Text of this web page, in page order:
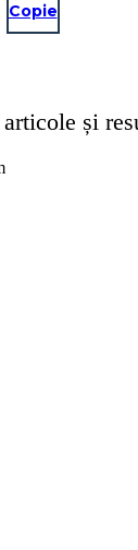
Copie
și